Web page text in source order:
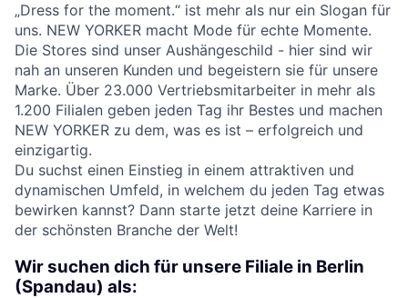
„Dress for the moment.“ ist mehr als nur ein Slogan für
uns. NEW YORKER macht Mode für echte Momente.
Die Stores sind unser Aushängeschild - hier sind wir
nah an unseren Kunden und begeistern sie für unsere
Marke. Über 23.000 Vertriebsmitarbeiter in mehr als
1.200 Filialen geben jeden Tag ihr Bestes und machen
NEW YORKER zu dem, was es ist – erfolgreich und
einzigartig.
Du suchst einen Einstieg in einem attraktiven und
dynamischen Umfeld, in welchem du jeden Tag etwas
bewirken kannst? Dann starte jetzt deine Karriere in
der schönsten Branche der Welt!
Wir suchen dich für unsere Filiale in Berlin
(Spandau) als: